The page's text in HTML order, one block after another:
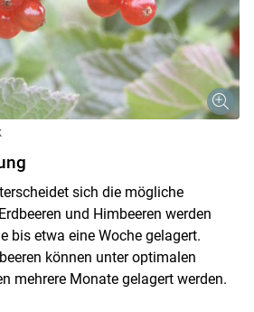
sich die mögliche
und Himbeeren werden
bis etwa eine Woche gelagert.
können unter optimalen
mehrere Monate gelagert werden.